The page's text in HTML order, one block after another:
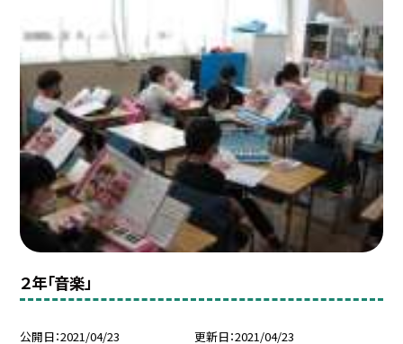
２年「音楽」
公開日 2021/04/23 更新日 2021/04/23